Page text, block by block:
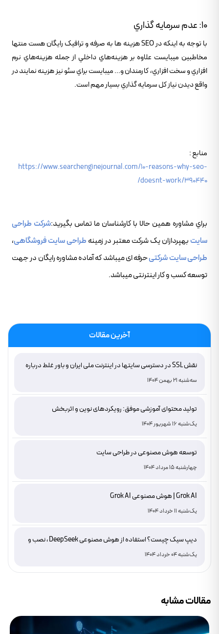
10: عدم سرمايه گذاري
با توجه به اينکه در SEO هزينه ها به صرفه و ترافيک رايگان هست منتها
مخاطبين ميبايست علاوه بر هزينه‌هاي داخلي از جمله هزينه‌هاي نرم
افزاري و سخت افزاري، کارمندان و... ميبايست براي سئو نيز هزينه نمايند در
واقع ديدن نياز کل سرمايه گذاري بسيار مهم است.
منابع :
https://www.searchenginejournal.com/10-reasons-why-seo-
doesnt-work/390440/
براي مشاوره همين حالا با کارشناسان ما تماس بگيريد:شرکت طراحی
سایت بهپردازان یک شرکت معتبر در زمینه طراحی سایت فروشگاهی،
طراحی سایت شرکتیحرفه ای میباشد که آماده مشاوره رایگان در جهت
توسعه کسب و کار اینترنتی میباشد.
آخرین مقالات
نقش SSL در دسترسی سایتها در اینترنت ملی ایران و باور غلط درباره
سه‌شنبه 21 بهمن 1404
تولید محتوای آموزشی موفق: رویکردهای نوین و اثربخش
یک‌شنبه 16 شهریور 1404
توسعه هوش مصنوعی در طراحی سایت
چهارشنبه 15 مرداد 1404
Grok AI | هوش مصنوعی Grok AI
یک‌شنبه 11 خرداد 1404
دیپ سیک چیست؟ استفاده از هوش مصنوعی DeepSeek ، نصب و
دانلود
یک‌شنبه 04 خرداد 1404
مقالات مشابه